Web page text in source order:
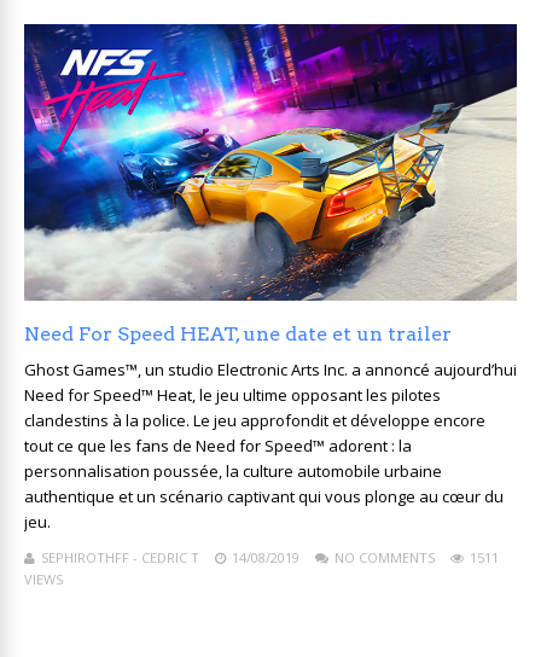
Need For Speed HEAT, une date et un trailer
Ghost Games™, un studio Electronic Arts Inc. a annoncé aujourd’hui
Need for Speed™ Heat, le jeu ultime opposant les pilotes
clandestins à la police. Le jeu approfondit et développe encore
tout ce que les fans de Need for Speed™ adorent : la
personnalisation poussée, la culture automobile urbaine
authentique et un scénario captivant qui vous plonge au cœur du
jeu.
SEPHIROTHFF - CEDRIC T 14/08/2019 NO COMMENTS
1511
VIEWS